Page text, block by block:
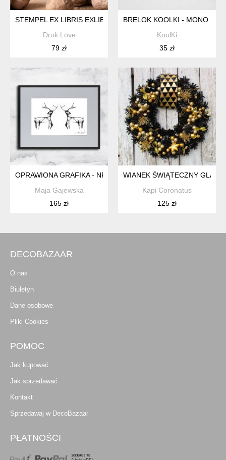
STEMPEL EX LIBRIS EXLIBRIS PERSONALIZOWANY
Druk Love
79 zł
BRELOK KOOLKI - MONO MINI
KoolKi
35 zł
OPRAWIONA GRAFIKA - NR 61 RENIFERY
Maja Gajewska
165 zł
WIANEK ŚWIĄTECZNY
Kapi Coronatus
125 zł
DECOBAZAAR
O nas
Biuletyn
Dane osobowe
Pliki Cookies
POMOC
Jak kupować
Jak sprzedawać
Kontakt
Sprzedawaj w DecoBazaar
PŁATNOŚCI